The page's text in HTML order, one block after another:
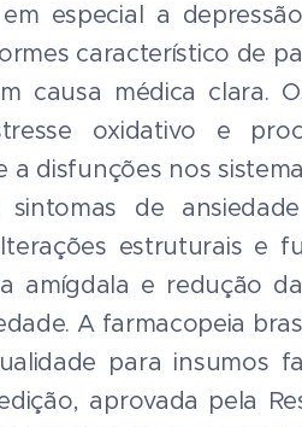
especial a
característico de
causa médica clara.
oxidativo e
disfunções nos
de
estruturais e
amígdala e redução
A farmacopeia
para insumos
aprovada pela